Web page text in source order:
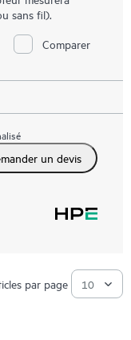
sans fil).
Comparer
un devis
par page